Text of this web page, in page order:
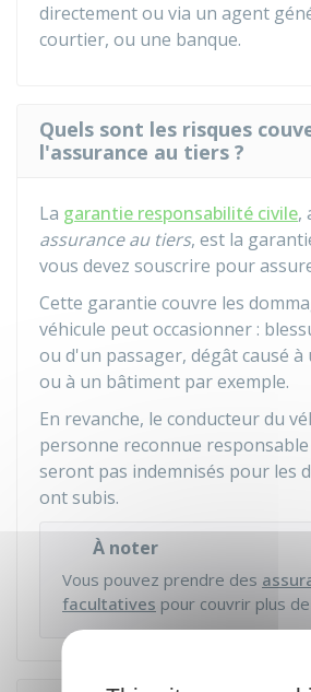
directement ou via un agent
courtier, ou une banque.
Quels sont les risques
l'assurance au tiers ?
La garantie responsabilité civile,
assurance au tiers, est la
vous devez souscrire pour
Cette garantie couvre les
véhicule peut occasionner :
ou d'un passager, dégât causé
ou à un bâtiment par exemple.
En revanche, le conducteur du
personne reconnue
seront pas indemnisés pour les
ont subis.
À noter
Vous pouvez prendre des
facultatives pour couvrir plus